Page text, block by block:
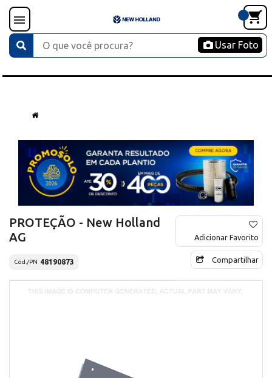
Usar Foto
PROTEÇÃO - New Holland
AG
Cód./PN 48190873
Adicionar Favorito
Compartilhar